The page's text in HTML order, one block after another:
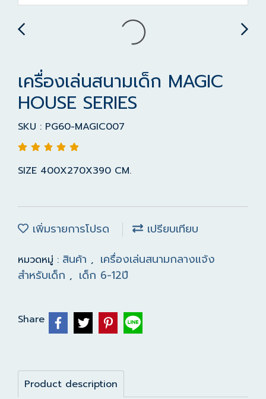
เครื่องเล่นสนามเด็ก MAGIC
HOUSE SERIES
SKU : PG60-MAGIC007
SIZE 400X270X390 CM.
เพิ่มรายการโปรด เปรียบเทียบ
หมวดหมู่ : สินค้า , เครื่องเล่นสนามกลางแจ้ง
สำหรับเด็ก , เด็ก 6-12ปี
Share
Product description